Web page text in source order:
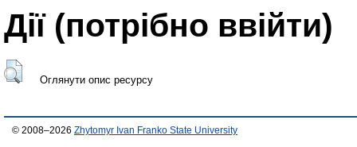
Дії ​​(потрібно ввійти)
Оглянути опис ресурсу
© 2008–2026 Zhytomyr Ivan Franko State University